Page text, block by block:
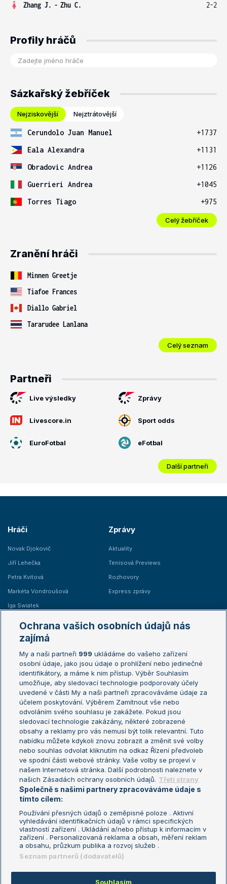
Zhang J. - Zhu C. 2-2
Profily hráčů
Sázkařský žebříček
Nejziskovější Nejztrátovější
Cerundolo Juan Manuel
+1737
Eala Alexandra
+1131
Obradovic Andrea
+1126
Guerrieri Andrea
+1045
Torres Tiago
+975
Celý žebříček
Zranění hráči
Minnen Greetje
Tiafoe Frances
Diallo Gabriel
Tararudee Lanlana
Celý seznam
Partneři
Live výsledky Zprávy
Livescore.in Sport odds
EuroFotbal eFotbal
Další partneři
Hráči
Novak Djokovič
Jiří Lehečka
Petra Kvitová
Markéta Vondroušová
Iga Swiatek
Zprávy
Aktuality
Tenisová Previews
Rozhovory
Express zprávy
Žebříčky
Žebříček ATP (muži)
Žebříček WTA (ženy)
Sázkařský žebříček
Australian Open
French Open
Wimbledon
US Open
Turnaj mistrů
Turnaj mistryň
Aktualní trendy
Fotbalové přestupy
Livesport Daily
LS Prague Open
Podmínky užití
Nastavení soukromí
GDPR a žurnalistika
Reklama
Kontakt
Informace o zpracování osobních
údajů
Ochrana vašich osobních údajů nás
zajímá
My a naši partneři 999 ukládáme do vašeho zařízení
osobní údaje, jako jsou údaje o prohlížení nebo jedinečné
identifikátory, a máme k nim přístup. Výběr Souhlasím
umožňuje, aby sledovací technologie podporovaly účely
uvedené v části My a naši partneři zpracováváme údaje za
účelem poskytování. Výběrem Zamítnout vše nebo
odvoláním svého souhlasu je zakážete. Pokud jsou
sledovací technologie zakázány, některé zobrazené
obsahy a reklamy pro vás nemusí být tolik relevantní. Tuto
nabídku můžete kdykoli znovu zobrazit a změnit své volby
nebo souhlas odvolat kliknutím na odkaz Řízení předvoleb
ve spodní části webové stránky. Vaše volby se projeví v
našem Internetová stránka. Další podrobnosti naleznete v
našich Zásadách ochrany osobních údajů. Třetí strany
Společně s našimi partnery zpracováváme údaje s
tímto cílem:
Používání přesných údajů o zeměpisné poloze . Aktivní
vyhledávání identifikačních údajů v rámci specifických
vlastností zařízení . Ukládání a/nebo přístup k informacím v
zařízení . Personalizovaná reklama a obsah, měření reklam
a obsahu, průzkum publika a rozvoj služeb .
Seznam partnerů (dodavatelů)
Souhlasím